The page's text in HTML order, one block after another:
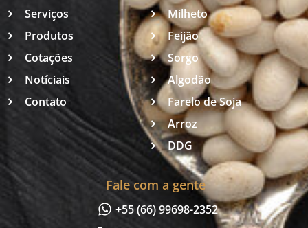
Serviços
Produtos
Cotações
Notíciais
Contato
Milheto
Feijão
Sorgo
Algodão
Farelo de Soja
Arroz
DDG
Fale com a gente
+55 (66) 99698-2352